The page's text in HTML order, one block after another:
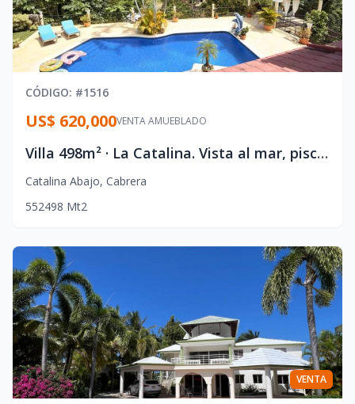
CÓDIGO: #1516
VENTA AMUEBLADO
US$ 620,000
Villa 498m² · La Catalina. Vista al mar, piscina solar, amueblada. Desde $675K.
Catalina Abajo, Cabrera
552498 Mt2
VENTA